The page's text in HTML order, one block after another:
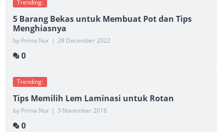
Trending:
5 Barang Bekas untuk Membuat Pot dan Tips
Menghiasnya
by Prima Nur | 28 December 2022
0
Trending:
Tips Memilih Lem Laminasi untuk Rotan
by Prima Nur | 3 November 2016
0